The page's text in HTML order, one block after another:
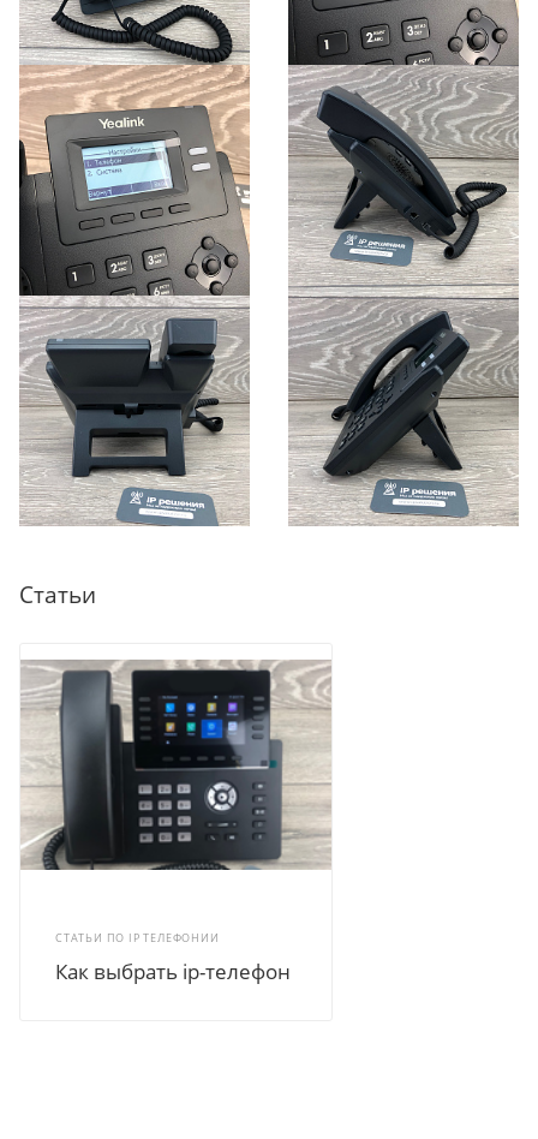
Статьи
СТАТЬИ ПО IP ТЕЛЕФОНИИ
Как выбрать ip-телефон